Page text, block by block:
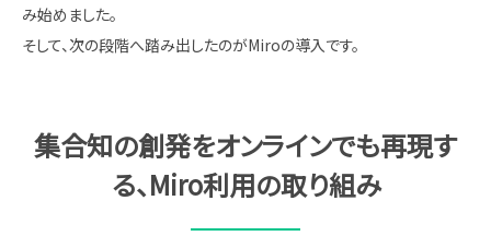
み始めました。
そして、次の段階へ踏み出したのがMiroの導入です。
集合知の創発をオンラインでも再現す
る、Miro利用の取り組み